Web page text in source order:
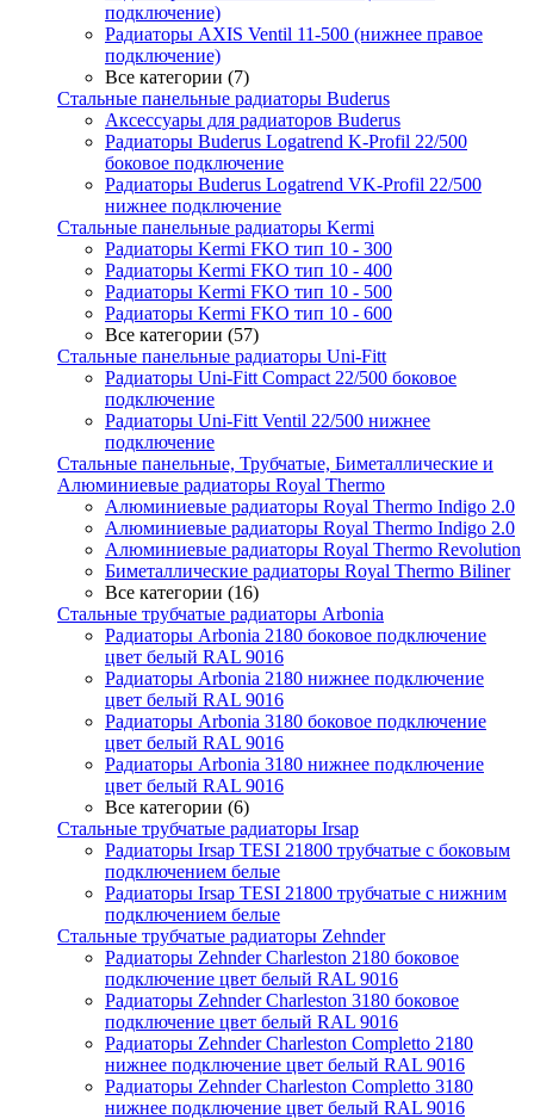
подключение)
Радиаторы AXIS Ventil 11-500 (нижнее правое
подключение)
Все категории (7)
Стальные панельные радиаторы Buderus
Аксессуары для радиаторов Buderus
Радиаторы Buderus Logatrend K-Profil 22/500
боковое подключение
Радиаторы Buderus Logatrend VK-Profil 22/500
нижнее подключение
Стальные панельные радиаторы Kermi
Радиаторы Kermi FKO тип 10 - 300
Радиаторы Kermi FKO тип 10 - 400
Радиаторы Kermi FKO тип 10 - 500
Радиаторы Kermi FKO тип 10 - 600
Все категории (57)
Стальные панельные радиаторы Uni-Fitt
Радиаторы Uni-Fitt Compact 22/500 боковое
подключение
Радиаторы Uni-Fitt Ventil 22/500 нижнее
подключение
Стальные панельные, Трубчатые, Биметаллические и
Алюминиевые радиаторы Royal Thermo
Алюминиевые радиаторы Royal Thermo Indigo 2.0
Алюминиевые радиаторы Royal Thermo Indigo 2.0
Алюминиевые радиаторы Royal Thermo Revolution
Биметаллические радиаторы Royal Thermo Biliner
Все категории (16)
Стальные трубчатые радиаторы Arbonia
Радиаторы Arbonia 2180 боковое подключение
цвет белый RAL 9016
Радиаторы Arbonia 2180 нижнее подключение
цвет белый RAL 9016
Радиаторы Arbonia 3180 боковое подключение
цвет белый RAL 9016
Радиаторы Arbonia 3180 нижнее подключение
цвет белый RAL 9016
Все категории (6)
Стальные трубчатые радиаторы Irsap
Радиаторы Irsap TESI 21800 трубчатые с боковым
подключением белые
Радиаторы Irsap TESI 21800 трубчатые с нижним
подключением белые
Стальные трубчатые радиаторы Zehnder
Радиаторы Zehnder Charleston 2180 боковое
подключение цвет белый RAL 9016
Радиаторы Zehnder Charleston 3180 боковое
подключение цвет белый RAL 9016
Радиаторы Zehnder Charleston Completto 2180
нижнее подключение цвет белый RAL 9016
Радиаторы Zehnder Charleston Completto 3180
нижнее подключение цвет белый RAL 9016